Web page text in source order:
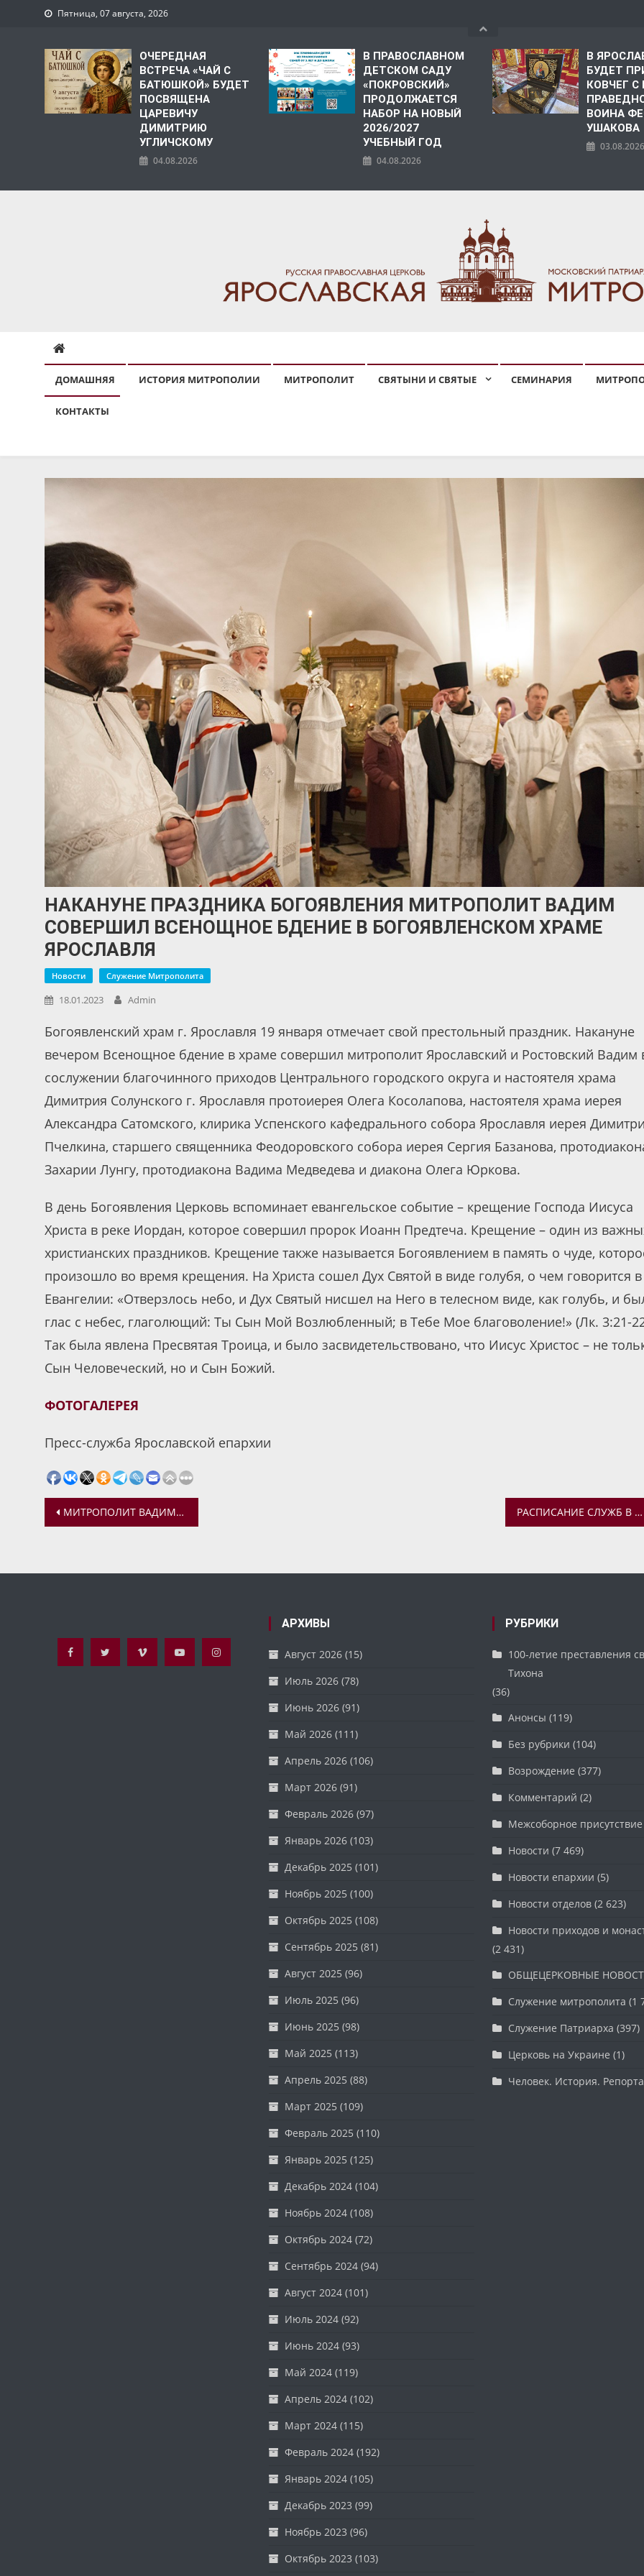
Пятница, 07 августа, 2026
ОЧЕРЕДНАЯ
ВСТРЕЧА «ЧАЙ С
БАТЮШКОЙ» БУДЕТ
ПОСВЯЩЕНА
ЦАРЕВИЧУ
ДИМИТРИЮ
УГЛИЧСКОМУ
04.08.2026
В ПРАВОСЛАВНОМ
ДЕТСКОМ САДУ
«ПОКРОВСКИЙ»
ПРОДОЛЖАЕТСЯ
НАБОР НА НОВЫЙ
2026/2027
УЧЕБНЫЙ ГОД
04.08.2026
В
БУДЕТ
КОВЧЕГ
ВОИНА
УШАКОВА
03.08.2026
ДОМАШНЯЯ ИСТОРИЯ МИТРОПОЛИИ МИТРОПОЛИТ СВЯТЫНИ И СВЯТЫЕ СЕМИНАРИЯ
КОНТАКТЫ
НАКАНУНЕ ПРАЗДНИКА БОГОЯВЛЕНИЯ МИТРОПОЛИТ ВАДИМ
СОВЕРШИЛ ВСЕНОЩНОЕ БДЕНИЕ В БОГОЯВЛЕНСКОМ ХРАМЕ
ЯРОСЛАВЛЯ
Новости Служение Митрополита
18.01.2023 Admin
Богоявленский храм г. Ярославля 19 января отмечает свой престольный праздник. Накануне
вечером Всенощное бдение в храме совершил митрополит Ярославский и Ростовский Вадим
сослужении благочинного приходов Центрального городского округа и настоятеля храма
Димитрия Солунского г. Ярославля протоиерея Олега Косолапова, настоятеля храма иерея
Александра Сатомского, клирика Успенского кафедрального собора Ярославля иерея
Пчелкина, старшего священника Феодоровского собора иерея Сергия Базанова,
Захарии Лунгу, протодиакона Вадима Медведева и диакона Олега Юркова.
В день Богоявления Церковь вспоминает евангельское событие – крещение Господа Иисуса
Христа в реке Иордан, которое совершил пророк Иоанн Предтеча. Крещение – один из
христианских праздников. Крещение также называется Богоявлением в память о чуде,
произошло во время крещения. На Христа сошел Дух Святой в виде голубя, о чем говорится в
Евангелии: «Отверзлось небо, и Дух Святый нисшел на Него в телесном виде, как голубь, и
глас с небес, глаголющий: Ты Сын Мой Возлюбленный; в Тебе Мое благоволение!» (Лк. 3:21-
Так была явлена Пресвятая Троица, и было засвидетельствовано, что Иисус Христос – не
Сын Человеческий, но и Сын Божий.
ФОТОГАЛЕРЕЯ
Пресс-служба Ярославской епархии
Навигация
записям
МИТРОПОЛИТ ВАДИМ СОВЕРШИЛ БОЖЕСТВЕННУЮ ЛИТУРГИЮ И ОСВЯЩЕНИЕ ВОДЫ В АВРАМИЕВОМ БОГОЯВЛЕНСКОМ МОНАСТЫРЕ РАСПИСАНИЕ СЛУЖБ В ХРАМАХ ЯРОСЛАВЛЯ НА КРЕЩЕНИЕ ГОСПОДНЕ
АРХИВЫ
Август 2026(15)
Июль 2026(78)
Июнь 2026(91)
Май 2026(111)
Апрель 2026(106)
Март 2026(91)
Февраль 2026(97)
Январь 2026(103)
Декабрь 2025 (101)
Ноябрь 2025 (100)
Октябрь 2025 (108)
Сентябрь 2025 (81)
Август 2025 (96)
Июль 2025 (96)
Июнь 2025 (98)
Май 2025 (113)
Апрель 2025 (88)
Март 2025 (109)
Февраль 2025 (110)
Январь 2025 (125)
Декабрь 2024(104)
Ноябрь 2024(108)
Октябрь 2024(72)
Сентябрь 2024(94)
Август 2024(101)
Июль 2024(92)
Июнь 2024(93)
Май 2024(119)
Апрель 2024(102)
Март 2024(115)
Февраль 2024(192)
Январь 2024(105)
Декабрь 2023 (99)
Ноябрь 2023 (96)
Октябрь 2023 (103)
РУБРИКИ
100-летие преставления
Тихона
(36)
Анонсы (119)
Без рубрики (104)
Возрождение (377)
Комментарий (2)
Межсоборное присутствие
Новости (7 469)
Новости епархии (5)
Новости отделов(2 623)
Новости приходов и
(2 431)
ОБЩЕЦЕРКОВНЫЕ
Служение митрополита (1
Служение Патриарха (397)
Церковь на Украине (1)
Человек. История.